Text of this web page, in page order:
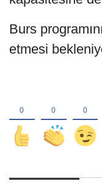
Burs
etmesi